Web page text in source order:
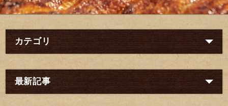
カテゴリ
最新記事